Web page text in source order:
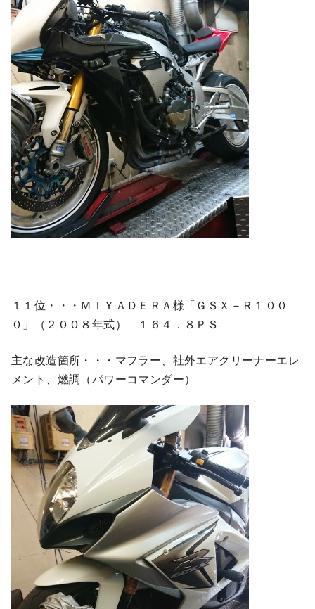
１１位・・・ＭＩＹＡＤＥＲＡ様「ＧＳＸ－Ｒ１００
０」（２００８年式） １６４．８ＰＳ
主な改造箇所・・・マフラー、社外エアクリーナーエレ
メント、燃調（パワーコマンダー）